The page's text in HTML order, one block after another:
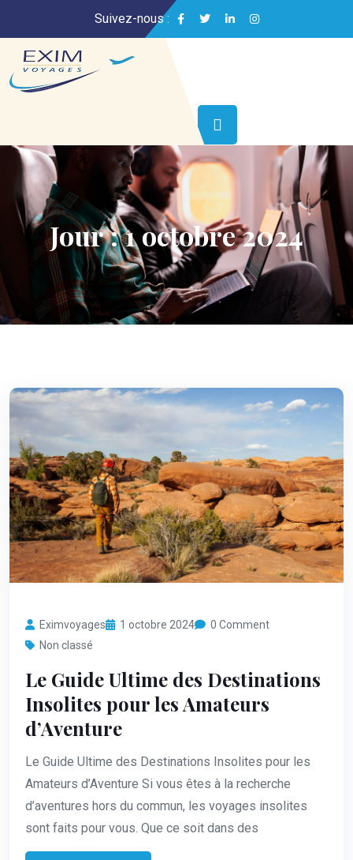
Suivez-nous :
Jour :1 octobre 2024
Eximvoyages 1 octobre 2024
0 Comment
Non classé
Le Guide Ultime des Destinations
Insolites pour les Amateurs
d’Aventure
Le Guide Ultime des Destinations Insolites pour les
Amateurs d’Aventure Si vous êtes à la recherche
d’aventures hors du commun, les voyages insolites
sont faits pour vous. Que ce soit dans des